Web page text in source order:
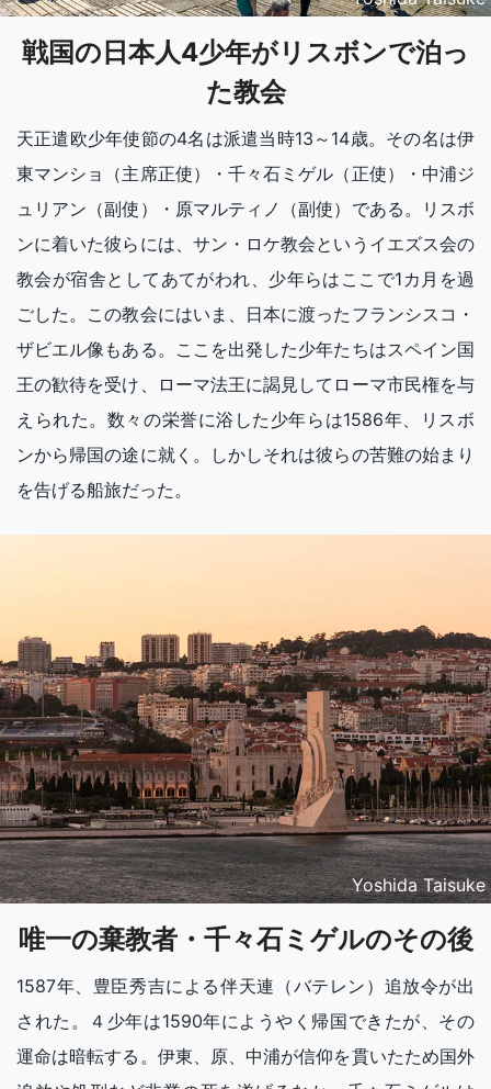
戦国の日本人4少年がリスボンで泊っ
た教会
天正遣欧少年使節の4名は派遣当時13～14歳。その名は伊
東マンショ（主席正使）・千々石ミゲル（正使）・中浦ジ
ュリアン（副使）・原マルティノ（副使）である。リスボ
ンに着いた彼らには、サン・ロケ教会というイエズス会の
教会が宿舎としてあてがわれ、少年らはここで1カ月を過
ごした。この教会にはいま、日本に渡ったフランシスコ・
ザビエル像もある。ここを出発した少年たちはスペイン国
王の歓待を受け、ローマ法王に謁見してローマ市民権を与
えられた。数々の栄誉に浴した少年らは1586年、リスボ
ンから帰国の途に就く。しかしそれは彼らの苦難の始まり
を告げる船旅だった。
Yoshida Taisuke
唯一の棄教者・千々石ミゲルのその後
1587年、豊臣秀吉による伴天連（バテレン）追放令が出
された。４少年は1590年にようやく帰国できたが、その
運命は暗転する。伊東、原、中浦が信仰を貫いたため国外